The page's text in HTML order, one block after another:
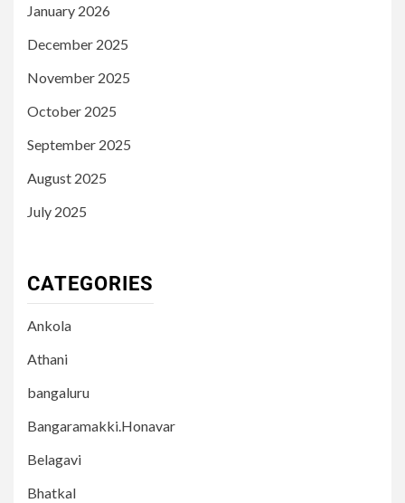
January 2026
December 2025
November 2025
October 2025
September 2025
August 2025
July 2025
CATEGORIES
Ankola
Athani
bangaluru
Bangaramakki.Honavar
Belagavi
Bhatkal